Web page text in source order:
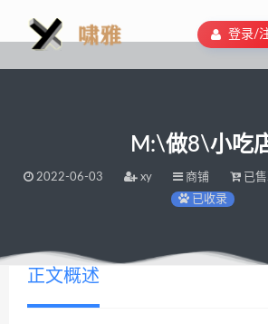
登录/
M:\做8\小吃
2022-06-03 xy 商铺 已
已收录
正文概述